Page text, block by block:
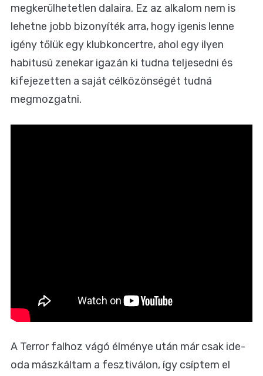
megkerülhetetlen dalaira. Ez az alkalom nem is
lehetne jobb bizonyíték arra, hogy igenis lenne
igény tőlük egy klubkoncertre, ahol egy ilyen
habitusú zenekar igazán ki tudna teljesedni és
kifejezetten a saját célközönségét tudná
megmozgatni.
A Terror falhoz vágó élménye után már csak ide-
oda mászkáltam a fesztiválon, így csíptem el